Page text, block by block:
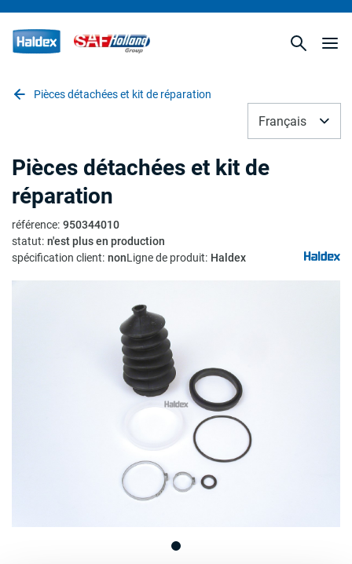
Pièces détachées et kit de réparation
Français
Pièces détachées et kit de
réparation
référence: 950344010
statut: n'est plus en production
spécification client: nonLigne de produit: Haldex